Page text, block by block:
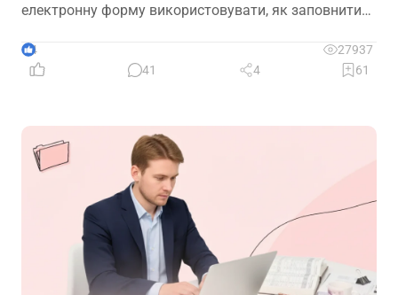
електронну форму використовувати, як заповнити
несвоєчасного подання
4
27937
41
4 61